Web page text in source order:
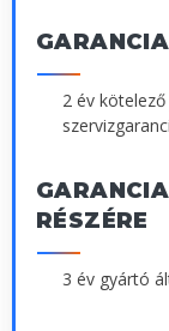
2 év
RÉSZÉRE
3 év gyártó